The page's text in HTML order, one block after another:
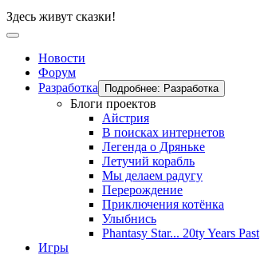
Здесь живут сказки!
Новости
Форум
Разработка
Подробнее: Разработка
Блоги проектов
Айстрия
В поисках интернетов
Легенда о Дряньке
Летучий корабль
Мы делаем радугу
Перерождение
Приключения котёнка
Улыбнись
Phantasy Star... 20ty Years Past
Игры